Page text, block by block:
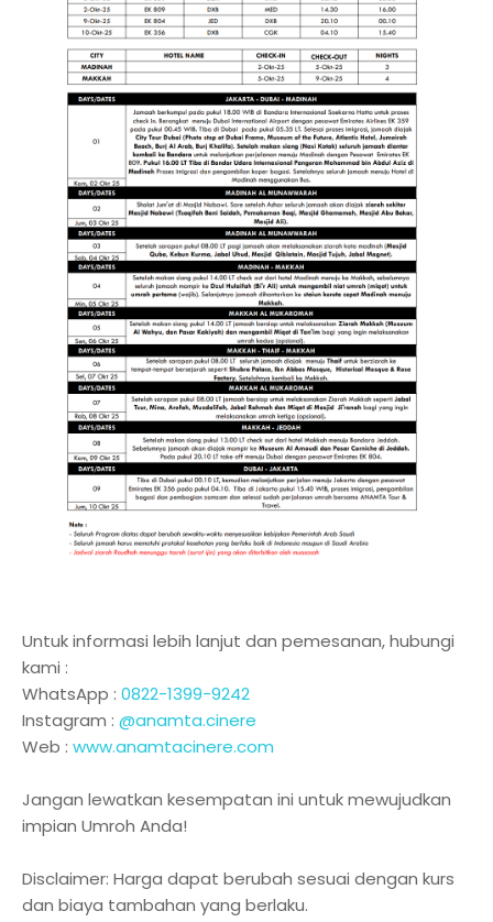
Untuk informasi lebih lanjut dan pemesanan, hubungi
kami :
WhatsApp : 0822-1399-9242
Instagram : @anamta.cinere
Web : www.anamtacinere.com
Jangan lewatkan kesempatan ini untuk mewujudkan
impian Umroh Anda!
Disclaimer: Harga dapat berubah sesuai dengan kurs
dan biaya tambahan yang berlaku.